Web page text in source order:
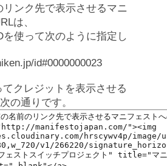
ンク先で表示させるマニ
は、
を使って次のように指定し
id#0000000023
クレジットを表示させる
の通りです。